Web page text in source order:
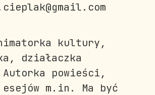
kultury,
działaczka
Autorka powieści,
esejów m.in. Ma być